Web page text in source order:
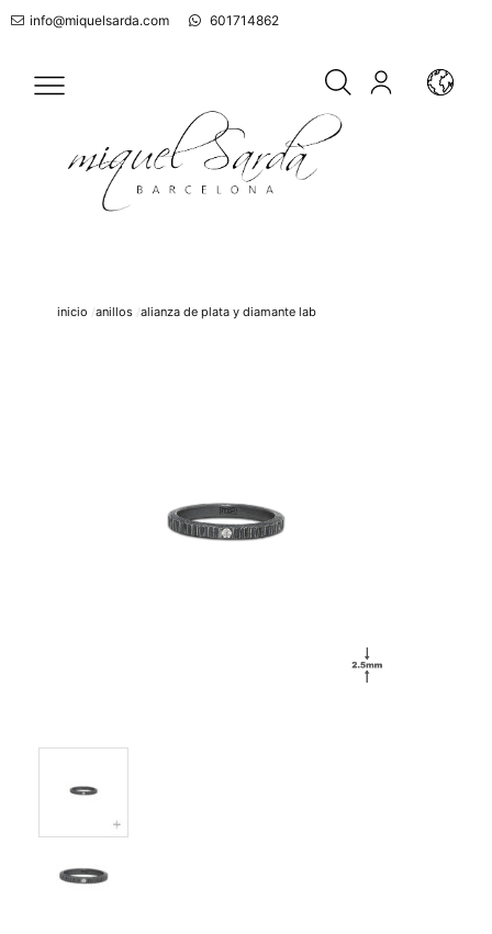
info@miquelsarda.com 601714862
inicio anillos alianza de plata y diamante lab